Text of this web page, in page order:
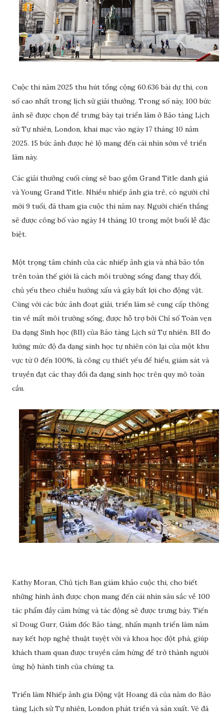
Cuộc thi năm 2025 thu hút tổng cộng 60.636 bài dự thi, con
số cao nhất trong lịch sử giải thưởng. Trong số này, 100 bức
ảnh sẽ được chọn để trưng bày tại triển lãm ở Bảo tàng Lịch
sử Tự nhiên, London, khai mạc vào ngày 17 tháng 10 năm
2025. 15 bức ảnh được hé lộ mang đến cái nhìn sớm về triển
lãm này.
Các giải thưởng cuối cùng sẽ bao gồm Grand Title danh giá
và Young Grand Title. Nhiều nhiếp ảnh gia trẻ, có người chỉ
mới 9 tuổi, đã tham gia cuộc thi năm nay. Người chiến thắng
sẽ được công bố vào ngày 14 tháng 10 trong một buổi lễ đặc
biệt.
Một trọng tâm chính của các nhiếp ảnh gia và nhà bảo tồn
trên toàn thế giới là cách môi trường sống đang thay đổi,
chủ yếu theo chiều hướng xấu và gây bất lợi cho động vật.
Cùng với các bức ảnh đoạt giải, triển lãm sẽ cung cấp thông
tin về mất môi trường sống, được hỗ trợ bởi Chỉ số Toàn vẹn
Đa dạng Sinh học (BII) của Bảo tàng Lịch sử Tự nhiên. BII đo
lường mức độ đa dạng sinh học tự nhiên còn lại của một khu
vực từ 0 đến 100%, là công cụ thiết yếu để hiểu, giám sát và
truyền đạt các thay đổi đa dạng sinh học trên quy mô toàn
cầu.
Kathy Moran, Chủ tịch Ban giám khảo cuộc thi, cho biết
những hình ảnh được chọn mang đến cái nhìn sâu sắc về 100
tác phẩm đầy cảm hứng và tác động sẽ được trưng bày. Tiến
sĩ Doug Gurr, Giám đốc Bảo tàng, nhấn mạnh triển lãm năm
nay kết hợp nghệ thuật tuyệt vời và khoa học đột phá, giúp
khách tham quan được truyền cảm hứng để trở thành người
ủng hộ hành tinh của chúng ta.
Triển lãm Nhiếp ảnh gia Động vật Hoang dã của năm do Bảo
tàng Lịch sử Tự nhiên, London phát triển và sản xuất. Vé đã